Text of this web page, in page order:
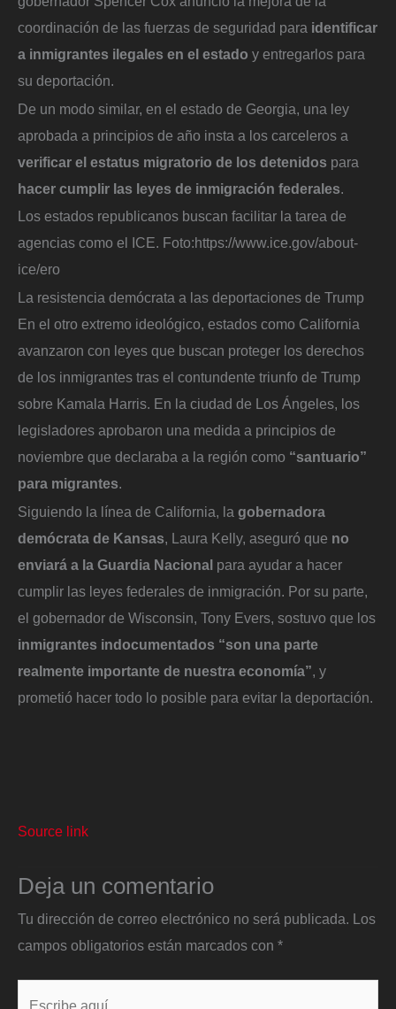
coordinación de las fuerzas de seguridad para identificar
a inmigrantes ilegales en el estado y entregarlos para
su deportación.
De un modo similar, en el estado de Georgia, una ley
aprobada a principios de año insta a los carceleros a
verificar el estatus migratorio de los detenidos para
hacer cumplir las leyes de inmigración federales.
Los estados republicanos buscan facilitar la tarea de
agencias como el ICE. Foto:https://www.ice.gov/about-
ice/ero
La resistencia demócrata a las deportaciones de Trump
En el otro extremo ideológico, estados como California
avanzaron con leyes que buscan proteger los derechos
de los inmigrantes tras el contundente triunfo de Trump
sobre Kamala Harris. En la ciudad de Los Ángeles, los
legisladores aprobaron una medida a principios de
noviembre que declaraba a la región como “santuario”
para migrantes.
Siguiendo la línea de California, la gobernadora
demócrata de Kansas , Laura Kelly, aseguró que no
enviará a la Guardia Nacional para ayudar a hacer
cumplir las leyes federales de inmigración. Por su parte,
el gobernador de Wisconsin, Tony Evers, sostuvo que los
inmigrantes indocumentados “son una parte
realmente importante de nuestra economía” , y
prometió hacer todo lo posible para evitar la deportación.
Source link
Deja un comentario
Tu dirección de correo electrónico no será publicada. Los
campos obligatorios están marcados con *